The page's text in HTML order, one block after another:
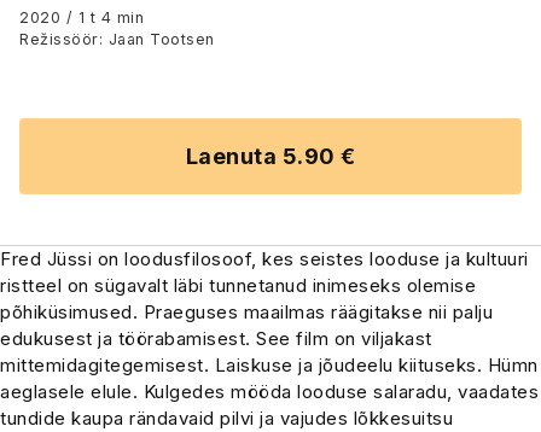
2020 / 1 t 4 min
Režissöör: Jaan Tootsen
Laenuta 5.90 €
Fred Jüssi on loodusfilosoof, kes seistes looduse ja kultuuri
ristteel on sügavalt läbi tunnetanud inimeseks olemise
põhiküsimused. Praeguses maailmas räägitakse nii palju
edukusest ja töörabamisest. See film on viljakast
mittemidagitegemisest. Laiskuse ja jõudeelu kiituseks. Hümn
aeglasele elule. Kulgedes mööda looduse salaradu, vaadates
tundide kaupa rändavaid pilvi ja vajudes lõkkesuitsu